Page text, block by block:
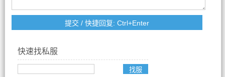
快速找私服